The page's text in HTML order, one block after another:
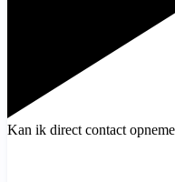
Kan ik direct contact